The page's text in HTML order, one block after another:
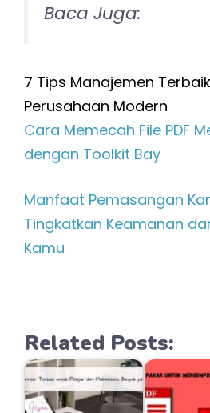
Baca Juga:
7 Tips Manajemen
Perusahaan Modern
Cara Memecah File PDF
dengan Toolkit Bay
Manfaat Pemasangan
Tingkatkan Keamanan
Kamu
Related Posts: